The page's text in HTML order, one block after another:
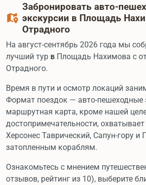
Забронировать авто-
экскурсии в Площадь
Отрадного
На август-сентябрь 2026 года мы
лучший тур в Площадь Нахимова с
Отрадного.
Время в пути и осмотр локаций
Формат поездок — авто-пешеходные
маршрутная карта, кроме нашей
достопримечательности,
Херсонес Таврический, Сапун-гору и
затопленным кораблям.
Ознакомьтесь с мнением
отзывов, рейтинг из 10), выберите